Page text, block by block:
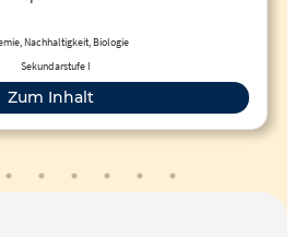
die Erde vor der schädlichen
der Sonne.
Nachhaltigkeit, Biologie
Sekundarstufe I
Zum Inhalt